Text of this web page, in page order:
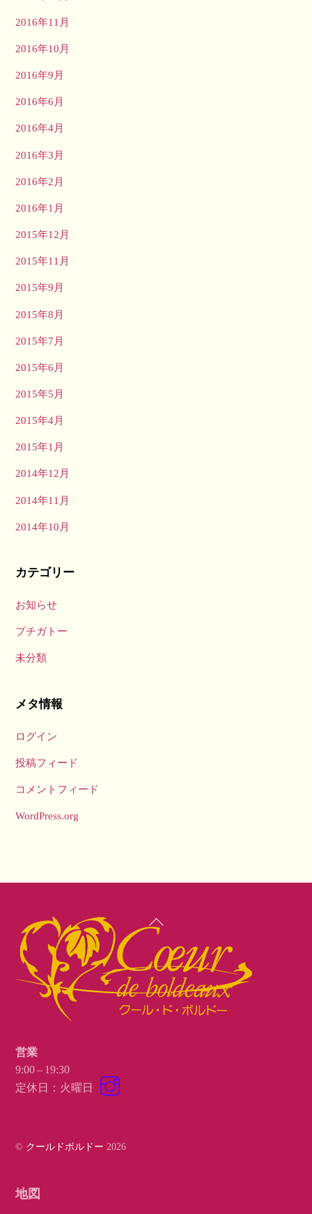
2016年11月
2016年10月
2016年9月
2016年6月
2016年4月
2016年3月
2016年2月
2016年1月
2015年12月
2015年11月
2015年9月
2015年8月
2015年7月
2015年6月
2015年5月
2015年4月
2015年1月
2014年12月
2014年11月
2014年10月
カテゴリー
お知らせ
プチガトー
未分類
メタ情報
ログイン
投稿フィード
コメントフィード
WordPress.org
Back
To
Top
営業
9:00 – 19:30
定休日：火曜日
© クールドボルドー 2026
地図